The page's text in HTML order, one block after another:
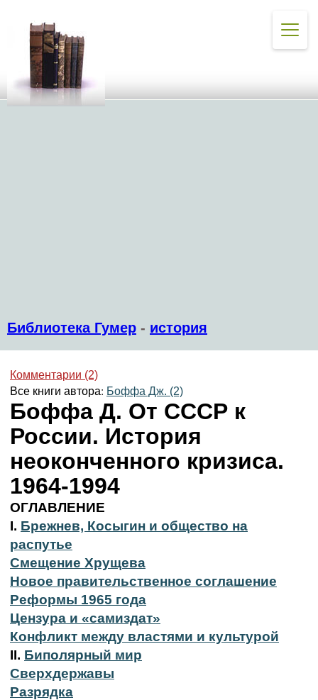
Библиотека Гумер - история
Комментарии (2)
Все книги автора: Боффа Дж. (2)
Боффа Д. От СССР к
России. История
неоконченного кризиса.
1964-1994
ОГЛАВЛЕНИЕ
I. Брежнев, Косыгин и общество на
распутье
Смещение Хрущева
Новое правительственное соглашение
Реформы 1965 года
Цензура и «самиздат»
Конфликт между властями и культурой
II. Биполярный мир
Сверхдержавы
Разрядка